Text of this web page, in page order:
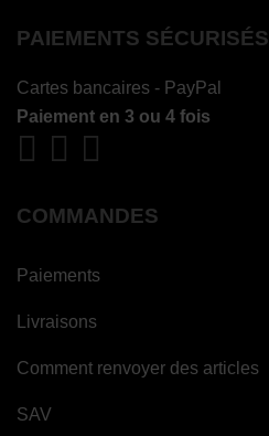
PAIEMENTS SÉCURISÉS
Cartes bancaires - PayPal
Paiement en 3 ou 4 fois
COMMANDES
Paiements
Livraisons
Comment renvoyer des articles
SAV